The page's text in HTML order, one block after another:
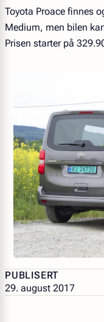
Toyota Proace finnes
Medium, men bilen
Prisen starter på
PUBLISERT
29. august 2017